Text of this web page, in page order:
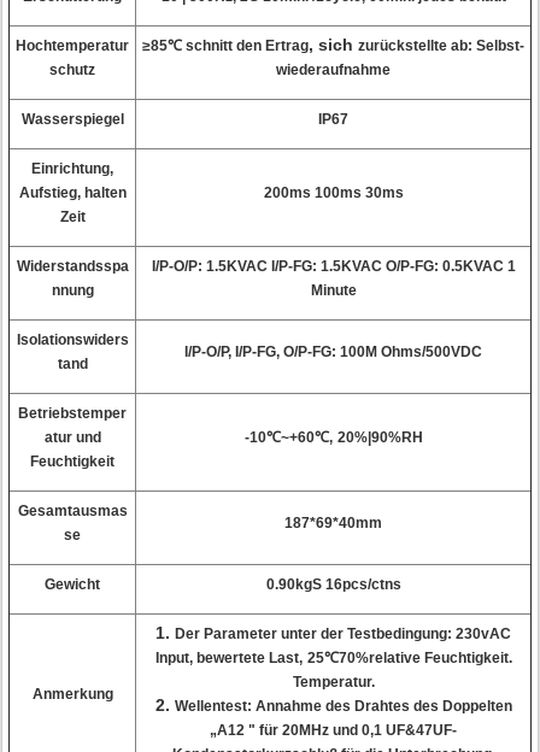
Hochtemperatur
schutz
≥85℃ schnitt den Ertrag, sich zurückstellte ab: Selbst-
wiederaufnahme
Wasserspiegel IP67
Einrichtung,
Aufstieg, halten
Zeit
200ms 100ms 30ms
Widerstandsspa
nnung
I/P-O/P: 1.5KVAC I/P-FG: 1.5KVAC O/P-FG: 0.5KVAC 1
Minute
Isolationswiders
tand
I/P-O/P, I/P-FG, O/P-FG: 100M Ohms/500VDC
Betriebstemper
atur und
Feuchtigkeit
-10℃~+60℃, 20%| 90%RH
Gesamtausmas
se
187*69*40mm
Gewicht 0.90kgS 16pcs/ctns
Anmerkung
1. Der Parameter unter der Testbedingung: 230vAC
Input, bewertete Last, 25℃70%relative Feuchtigkeit.
Temperatur.
2. Wellentest: Annahme des Drahtes des Doppelten
„A12 " für 20MHz und 0,1 UF&47UF-